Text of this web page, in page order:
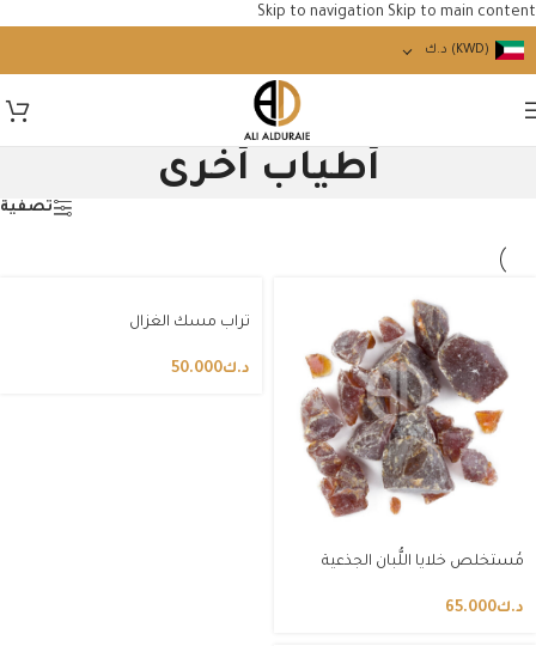
Skip to navigation Skip to main content
(KWD) د.ك
أطياب أخرى
تصفية
مُستخلص خلايا اللُّبان الجذعية
د.ك65.000
تراب مسك الغزال
د.ك50.000